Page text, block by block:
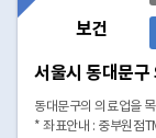
보건
서울시 동대문구
동대문구의 의료업을
* 좌표안내 : 중부원점